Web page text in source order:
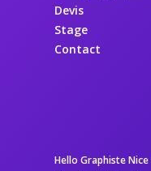
Devis
Stage
Contact
Hello Graphiste Nice